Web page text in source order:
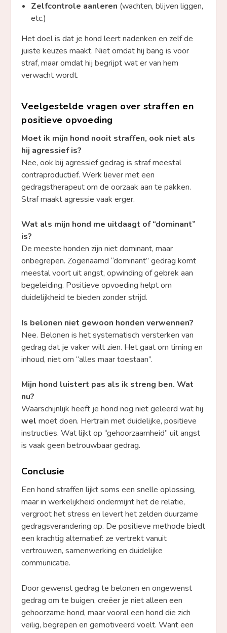
Zelfcontrole aanleren (wachten, blijven liggen,
etc.)
Het doel is dat je hond leert nadenken en zelf de
juiste keuzes maakt. Niet omdat hij bang is voor
straf, maar omdat hij begrijpt wat er van hem
verwacht wordt.
Veelgestelde vragen over straffen en
positieve opvoeding
Moet ik mijn hond nooit straffen, ook niet als
hij agressief is?
Nee, ook bij agressief gedrag is straf meestal
contraproductief. Werk liever met een
gedragstherapeut om de oorzaak aan te pakken.
Straf maakt agressie vaak erger.
Wat als mijn hond me uitdaagt of “dominant”
is?
De meeste honden zijn niet dominant, maar
onbegrepen. Zogenaamd “dominant” gedrag komt
meestal voort uit angst, opwinding of gebrek aan
begeleiding. Positieve opvoeding helpt om
duidelijkheid te bieden zonder strijd.
Is belonen niet gewoon honden verwennen?
Nee. Belonen is het systematisch versterken van
gedrag dat je vaker wilt zien. Het gaat om timing en
inhoud, niet om “alles maar toestaan”.
Mijn hond luistert pas als ik streng ben. Wat
nu?
Waarschijnlijk heeft je hond nog niet geleerd wat hij
wel moet doen. Hertrain met duidelijke, positieve
instructies. Wat lijkt op “gehoorzaamheid” uit angst
is vaak geen betrouwbaar gedrag.
Conclusie
Een hond straffen lijkt soms een snelle oplossing,
maar in werkelijkheid ondermijnt het de relatie,
vergroot het stress en levert het zelden duurzame
gedragsverandering op. De positieve methode biedt
een krachtig alternatief: ze vertrekt vanuit
vertrouwen, samenwerking en duidelijke
communicatie.
Door gewenst gedrag te belonen en ongewenst
gedrag om te buigen, creëer je niet alleen een
gehoorzame hond, maar vooral een hond die zich
veilig, begrepen en gemotiveerd voelt. Want een